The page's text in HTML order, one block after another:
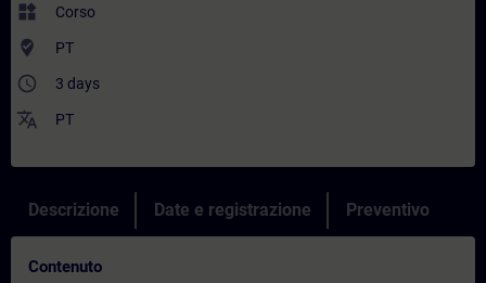
widgets Corso
where_to_vote PT
access_time 3 days
translate PT
Descrizione Date e registrazione Preventivo
Contenuto